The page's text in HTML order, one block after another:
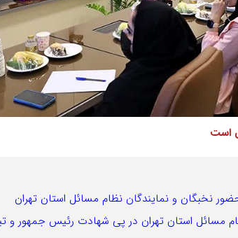
است
نخبگان و نمایندگان نظام مسائل استان تهران
مسائل استان تهران در پی شهادت رئیس جمهور و